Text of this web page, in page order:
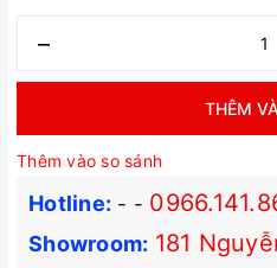
–
THÊM
Thêm vào so sánh
Hotline: - -
Showroom: 181